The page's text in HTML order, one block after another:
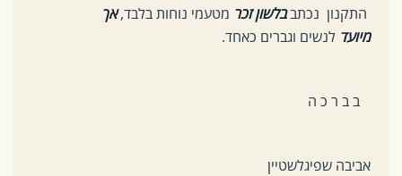
התקנון נכתבבלשון זכר מטעמי נוחות בלבד,אך
מיועד לנשים וגברים כאחד.
ב ב ר כ ה
אביבה שפיגלשטיין